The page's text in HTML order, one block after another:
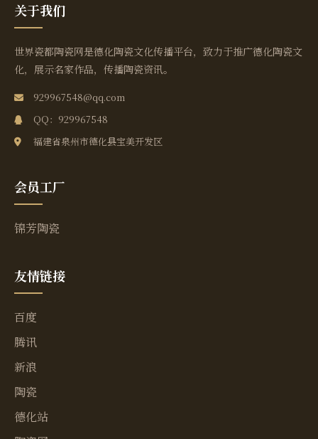
关于我们
世界瓷都陶瓷网是德化陶瓷文化传播平台，致力于推广德化陶瓷文
化，展示名家作品，传播陶瓷资讯。
929967548@qq.com
QQ：929967548
福建省泉州市德化县宝美开发区
会员工厂
锦芳陶瓷
友情链接
百度
腾讯
新浪
陶瓷
德化站